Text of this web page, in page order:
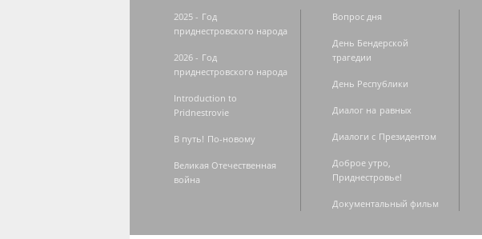
2025 - Год
приднестровского народа
2026 - Год
приднестровского народа
Introduction to
Pridnestrovie
В путь! По-новому
Великая Отечественная
война
Вопрос дня
День Бендерской
трагедии
День Республики
Диалог на равных
Диалоги с Президентом
Доброе утро,
Приднестровье!
Документальный фильм